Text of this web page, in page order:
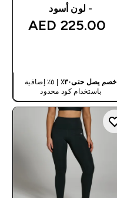
- لون أسود
225.00 AED‎
خصم يصل حتى٣٠٪
| ٥٪ إضافية
باستخدام كود محدود